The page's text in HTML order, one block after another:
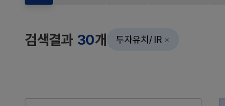
검색결과 30개 투자유치/ IR ×